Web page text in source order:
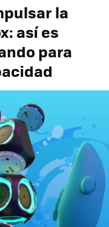
la
así es
para